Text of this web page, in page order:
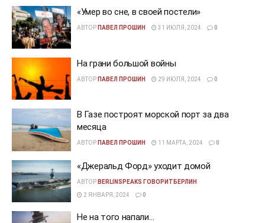
«Умер во сне, в своей постели»
АВТОР ПАВЕЛ ПРОШИН 31 ИЮЛЯ, 2024 0
На грани большой войны
АВТОР ПАВЕЛ ПРОШИН 29 ИЮЛЯ, 2024 0
В Газе построят морской порт за два
месяца
АВТОР ПАВЕЛ ПРОШИН 11 МАРТА, 2024 0
«Джеральд Форд» уходит домой
АВТОР BERLINSPEAKS ГОВОРИТБЕРЛИН
2 ЯНВАРЯ, 2024
0
Не на того напали…